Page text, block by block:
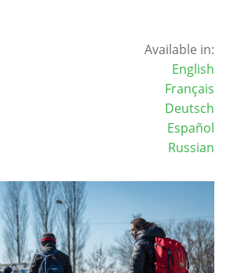
Available in:
English
Français
Deutsch
Español
Russian